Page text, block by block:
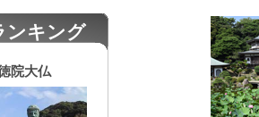
ンキング
院大仏